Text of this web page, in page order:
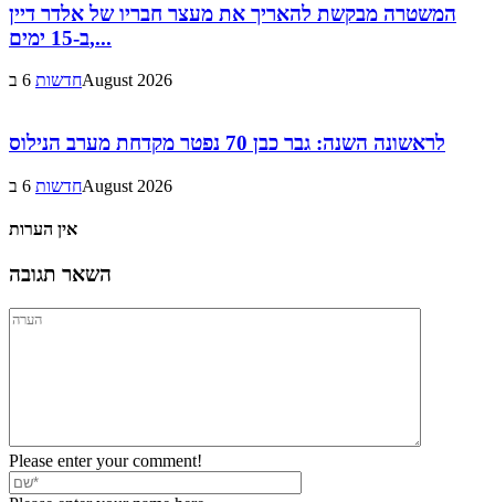
המשטרה מבקשת להאריך את מעצר חבריו של אלדר דיין
ב-15 ימים,...
חדשות6 בAugust 2026
לראשונה השנה: גבר כבן 70 נפטר מקדחת מערב הנילוס
חדשות6 בAugust 2026
אין הערות
השאר תגובה
Please enter your comment!